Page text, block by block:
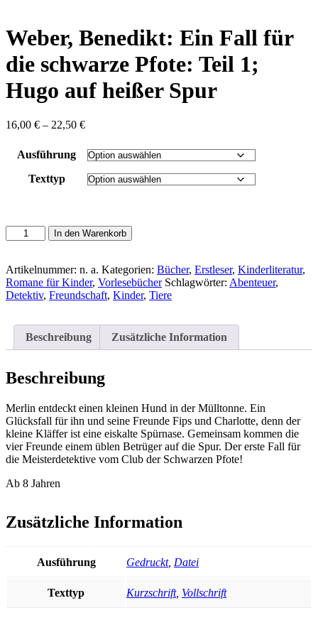
Weber, Benedikt: Ein Fall für
die schwarze Pfote: Teil 1;
Hugo auf heißer Spur
16,00 € – 22,50 €Preisspanne:
bis
22,50 €
Ausführung
Texttyp
Weber,
Benedikt:
Fall
für
die
1;
auf
heißer
Menge
In den Warenkorb
Artikelnummer: n. a. Kategorien: Bücher, Erstleser, Kinderliteratur,
Romane für Kinder, Vorlesebücher Schlagwörter: Abenteuer,
Detektiv, Freundschaft, Kinder, Tiere
Beschreibung Zusätzliche Information
Beschreibung
Merlin entdeckt einen kleinen Hund in der Mülltonne. Ein
Glücksfall für ihn und seine Freunde Fips und Charlotte, denn der
kleine Kläffer ist eine eiskalte Spürnase. Gemeinsam kommen die
vier Freunde einem üblen Betrüger auf die Spur. Der erste Fall für
die Meisterdetektive vom Club der Schwarzen Pfote!
Ab 8 Jahren
Zusätzliche Information
Ausführung Gedruckt, Datei
Texttyp Kurzschrift, Vollschrift